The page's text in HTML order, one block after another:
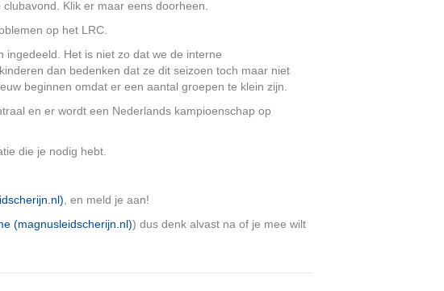
Klik er maar eens doorheen.
op het LRC.
Het is niet zo dat we de interne
dan bedenken dat ze dit seizoen toch maar niet
beginnen omdat er een aantal groepen te klein zijn.
en er wordt een Nederlands kampioenschap op
die je nodig hebt.
, en meld je aan!
(magnusleidscherijn.nl)) dus denk alvast na of je mee wilt